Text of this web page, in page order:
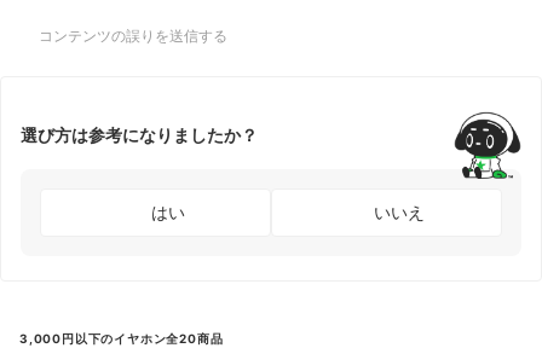
コンテンツの誤りを送信する
選び方は参考になりましたか？
はい いいえ
3,000円以下のイヤホン全20商品